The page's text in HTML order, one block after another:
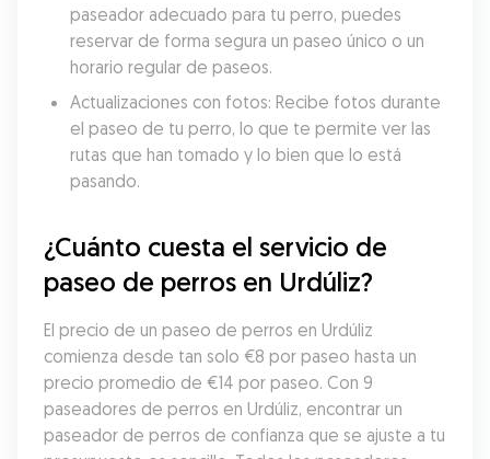
paseador adecuado para tu perro, puedes
reservar de forma segura un paseo único o un
horario regular de paseos.
Actualizaciones con fotos: Recibe fotos durante
el paseo de tu perro, lo que te permite ver las
rutas que han tomado y lo bien que lo está
pasando.
¿Cuánto cuesta el servicio de
paseo de perros en Urdúliz?
El precio de un paseo de perros en Urdúliz
comienza desde tan solo €8 por paseo hasta un
precio promedio de €14 por paseo. Con 9
paseadores de perros en Urdúliz, encontrar un
paseador de perros de confianza que se ajuste a tu